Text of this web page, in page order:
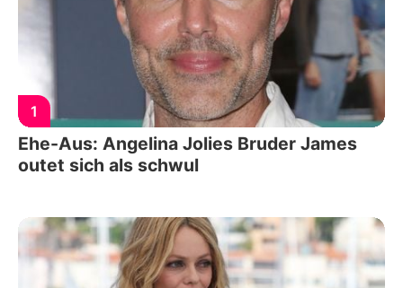
1
Ehe-Aus: Angelina Jolies Bruder James
outet sich als schwul